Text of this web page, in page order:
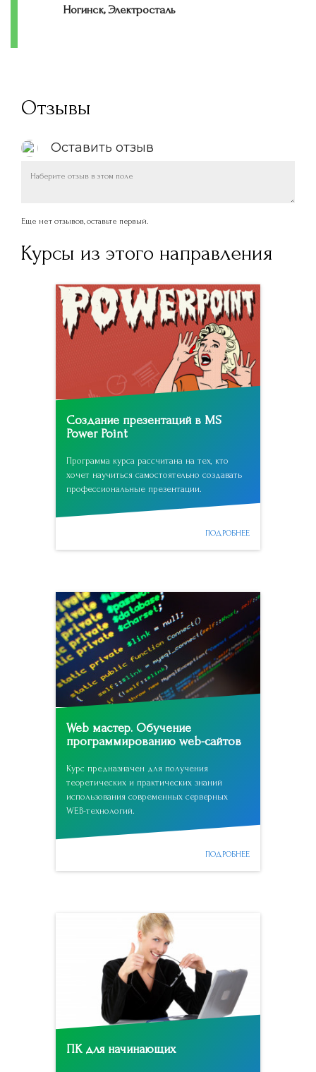
Ногинск, Электросталь
Отзывы
Оставить отзыв
Еще нет отзывов, оставьте первый.
Курсы из этого направления
Создание презентаций в MS
Power Point
Программа курса рассчитана на тех, кто
хочет научиться самостоятельно создавать
профессиональные презентации.
ПОДРОБНЕЕ
Web мастер. Обучение
программированию web-сайтов
Курс предназначен для получения
теоретических и практических знаний
использования современных серверных
WEB-технологий.
ПОДРОБНЕЕ
ПК для начинающих